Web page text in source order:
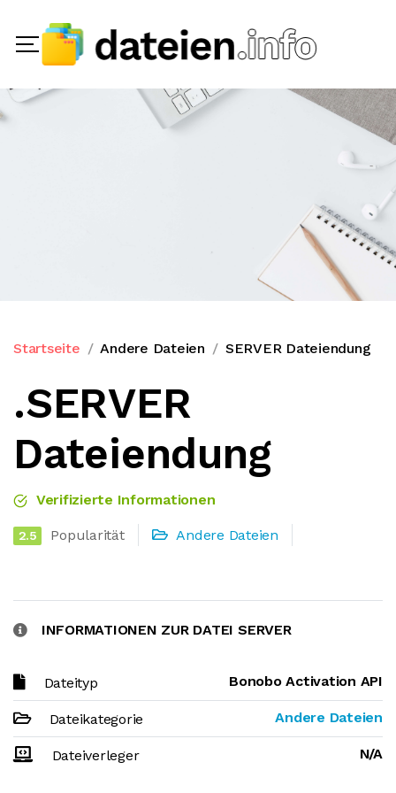
Startseite Andere Dateien SERVER Dateiendung
.SERVER
Dateiendung
Verifizierte Informationen
2.5 Popularität Andere Dateien
INFORMATIONEN ZUR DATEI SERVER
Dateityp Bonobo Activation API
Dateikategorie Andere Dateien
Dateiverleger N/A